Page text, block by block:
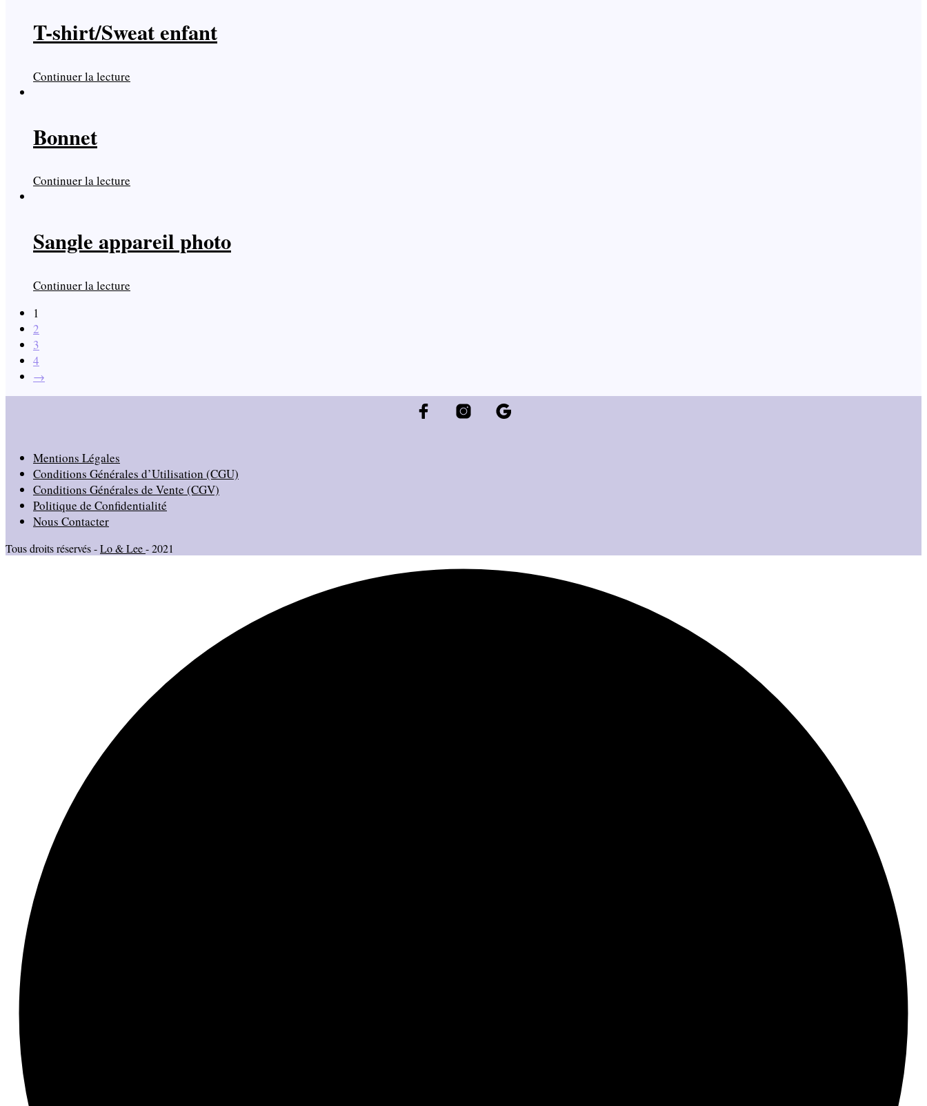
T-shirt/Sweat enfant
Continuer la lecture
Bonnet
Continuer la lecture
Sangle appareil photo
Continuer la lecture
1
2
3
4
→
Mentions Légales
Conditions Générales d’Utilisation (CGU)
Conditions Générales de Vente (CGV)
Politique de Confidentialité
Nous Contacter
Tous droits réservés -Lo & Lee- 2021